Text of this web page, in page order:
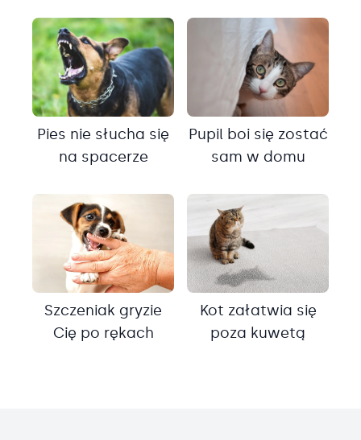
Pies nie słucha się
na spacerze
Pupil boi się zostać
sam w domu
Szczeniak gryzie
Cię po rękach
Kot załatwia się
poza kuwetą